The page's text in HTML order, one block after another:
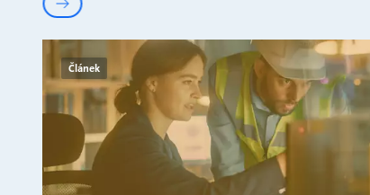
Článek